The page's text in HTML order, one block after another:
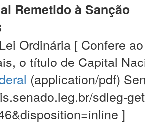
Remetido à Sanção
Ordinária [ Confere
o título de Capital
(application/pdf)
sdleg-
]